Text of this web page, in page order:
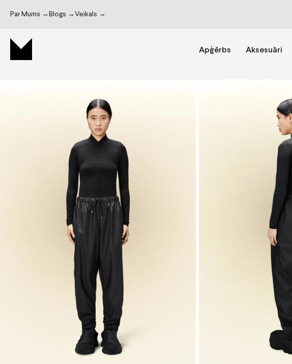
Par Mums → Blogs → Veikals →
Apģērbs Aksesuāri